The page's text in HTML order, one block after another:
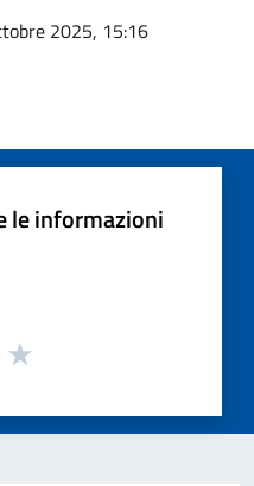
2025, 15:16
le informazioni